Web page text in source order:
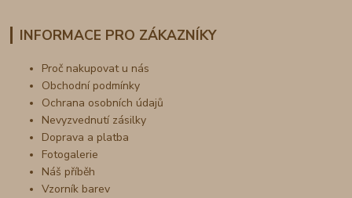
INFORMACE PRO ZÁKAZNÍKY
Proč nakupovat u nás
Obchodní podmínky
Ochrana osobních údajů
Nevyzvednutí zásilky
Doprava a platba
Fotogalerie
Náš příběh
Vzorník barev